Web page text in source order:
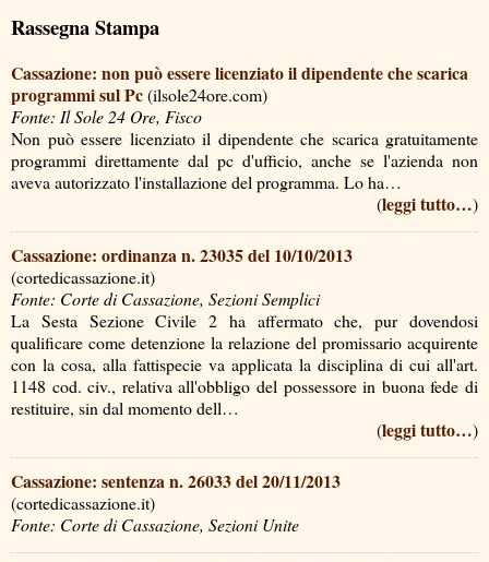
Rassegna Stampa
Cassazione: non può essere licenziato il dipendente che scarica
programmi sul Pc(ilsole24ore.com)
Fonte: Il Sole 24 Ore, Fisco
Non può essere licenziato il dipendente che scarica gratuitamente
programmi direttamente dal pc d'ufficio, anche se l'azienda non
aveva autorizzato l'installazione del programma. Lo ha…
(leggi tutto…)
Cassazione: ordinanza n. 23035 del 10/10/2013
(cortedicassazione.it)
Fonte: Corte di Cassazione, Sezioni Semplici
La Sesta Sezione Civile 2 ha affermato che, pur dovendosi
qualificare come detenzione la relazione del promissario acquirente
con la cosa, alla fattispecie va applicata la disciplina di cui all'art.
1148 cod. civ., relativa all'obbligo del possessore in buona fede di
restituire, sin dal momento dell…
(leggi tutto…)
Cassazione: sentenza n. 26033 del 20/11/2013
(cortedicassazione.it)
Fonte: Corte di Cassazione, Sezioni Unite